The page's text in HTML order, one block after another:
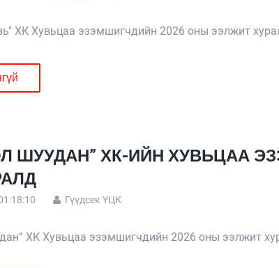
ХК Хувьцаа эзэмшигчдийн 2026 оны ээлжит
ШУУДАН” ХК-ИЙН ХУВЬЦАА
Гүүдсек ҮЦК
ХК Хувьцаа эзэмшигчдийн 2026 оны ээлжит